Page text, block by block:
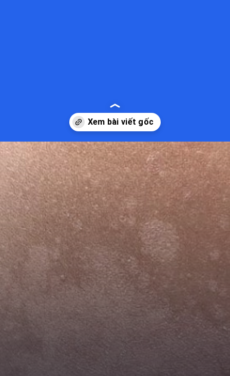
Đang mở https://kiemvieclam.vn/bi-lang-ben-co-sao-khong